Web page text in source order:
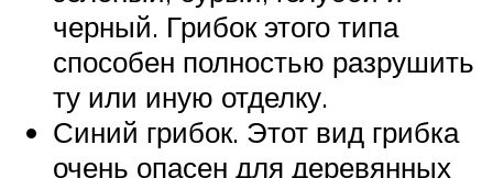
черный. Грибок этого типа
способен полностью разрушить
ту или иную отделку.
Синий грибок. Этот вид грибка
очень опасен для деревянных